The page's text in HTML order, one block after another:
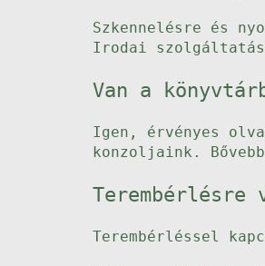
Szkennelésre és
Irodai
Van a
Igen, érvényes
konzoljaink.
Terembérlésre
Terembérléssel